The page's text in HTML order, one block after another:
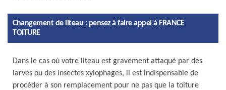
Changement de liteau : pensez à faire appel à FRANCE
TOITURE
Dans le cas où votre liteau est gravement attaqué par des
larves ou des insectes xylophages, il est indispensable de
procéder à son remplacement pour ne pas que la toiture